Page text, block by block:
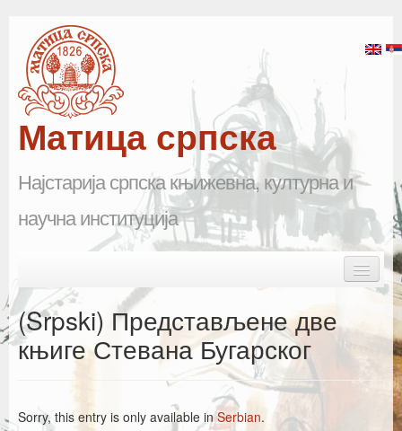
Матица српска
Најстарија српска књижевна, културна и
научна институција
Почетна
Матица српска
(Srpski) Представљене две
књиге Стевана Бугарског
Sorry, this entry is only available inSerbian.